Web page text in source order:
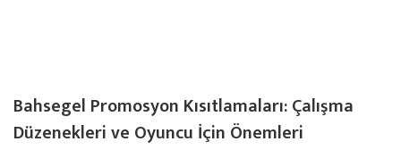
Bahsegel Promosyon Kısıtlamaları: Çalışma
Düzenekleri ve Oyuncu İçin Önemleri